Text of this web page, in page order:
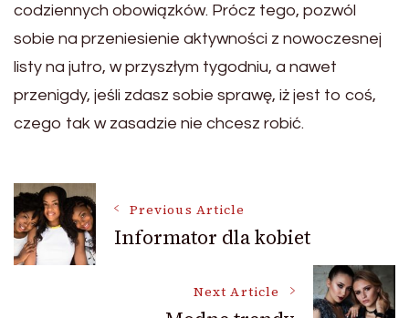
codziennych obowiązków. Prócz tego, pozwól
sobie na przeniesienie aktywności z nowoczesnej
listy na jutro, w przyszłym tygodniu, a nawet
przenigdy, jeśli zdasz sobie sprawę, iż jest to coś,
czego tak w zasadzie nie chcesz robić.
Post
Navigation
Previous Article
Informator dla kobiet
Next Article